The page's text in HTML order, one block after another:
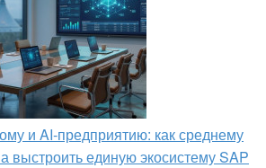
и AI‑предприятию: как среднему
выстроить единую экосистему SAP